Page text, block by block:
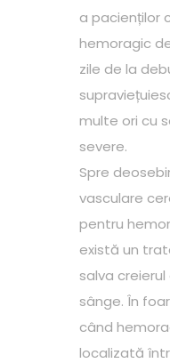
a pacienților
hemoragic
zile de la
multe ori cu
severe.
Spre
vasculare
pentru
există un
salva
sânge. În
când
localizată